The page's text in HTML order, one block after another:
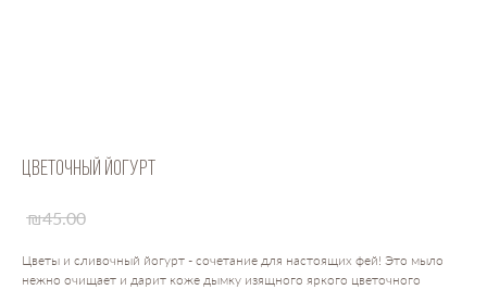
Цветочный йогурт
₪45.00
Цветы и сливочный йогурт - сочетание для настоящих фей! Это мыло
нежно очищает и дарит коже дымку изящного яркого цветочного